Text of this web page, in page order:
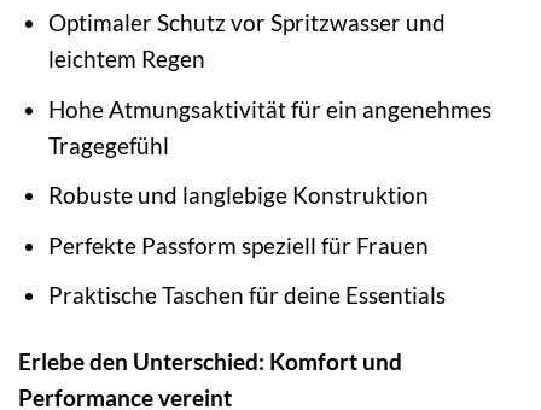
Optimaler Schutz vor Spritzwasser und
leichtem Regen
Hohe Atmungsaktivität für ein angenehmes
Tragegefühl
Robuste und langlebige Konstruktion
Perfekte Passform speziell für Frauen
Praktische Taschen für deine Essentials
Erlebe den Unterschied: Komfort und
Performance vereint